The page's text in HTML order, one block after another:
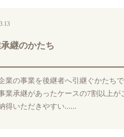
継のかたち
業の事業を後継者へ引継ぐかたち
業承継があったケースの7割以上
得いただきやすい......